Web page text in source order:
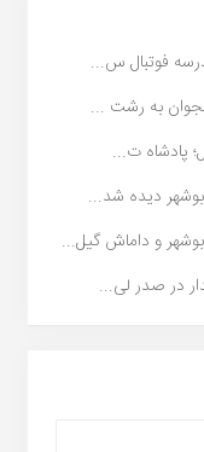
فوتبال س...
به رشت ...
پادشاه ت...
دیده شد...
و داماش گیل...
در صدر لی...